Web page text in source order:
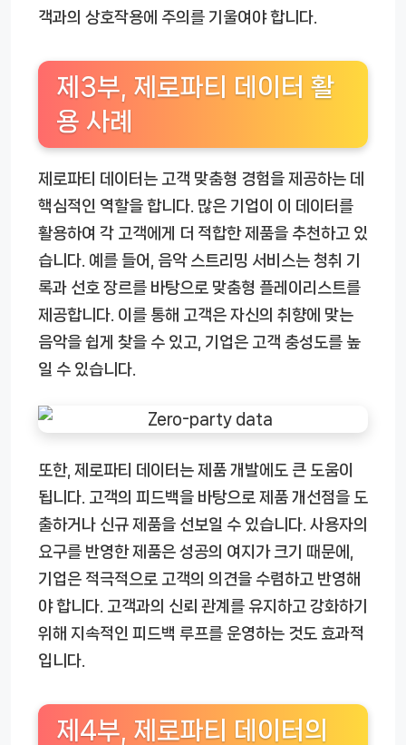
객과의 상호작용에 주의를 기울여야 합니다.
제3부, 제로파티 데이터 활
용 사례
제로파티 데이터는 고객 맞춤형 경험을 제공하는 데
핵심적인 역할을 합니다. 많은 기업이 이 데이터를
활용하여 각 고객에게 더 적합한 제품을 추천하고 있
습니다. 예를 들어, 음악 스트리밍 서비스는 청취 기
록과 선호 장르를 바탕으로 맞춤형 플레이리스트를
제공합니다. 이를 통해 고객은 자신의 취향에 맞는
음악을 쉽게 찾을 수 있고, 기업은 고객 충성도를 높
일 수 있습니다.
또한, 제로파티 데이터는 제품 개발에도 큰 도움이
됩니다. 고객의 피드백을 바탕으로 제품 개선점을 도
출하거나 신규 제품을 선보일 수 있습니다. 사용자의
요구를 반영한 제품은 성공의 여지가 크기 때문에,
기업은 적극적으로 고객의 의견을 수렴하고 반영해
야 합니다. 고객과의 신뢰 관계를 유지하고 강화하기
위해 지속적인 피드백 루프를 운영하는 것도 효과적
입니다.
제4부, 제로파티 데이터의